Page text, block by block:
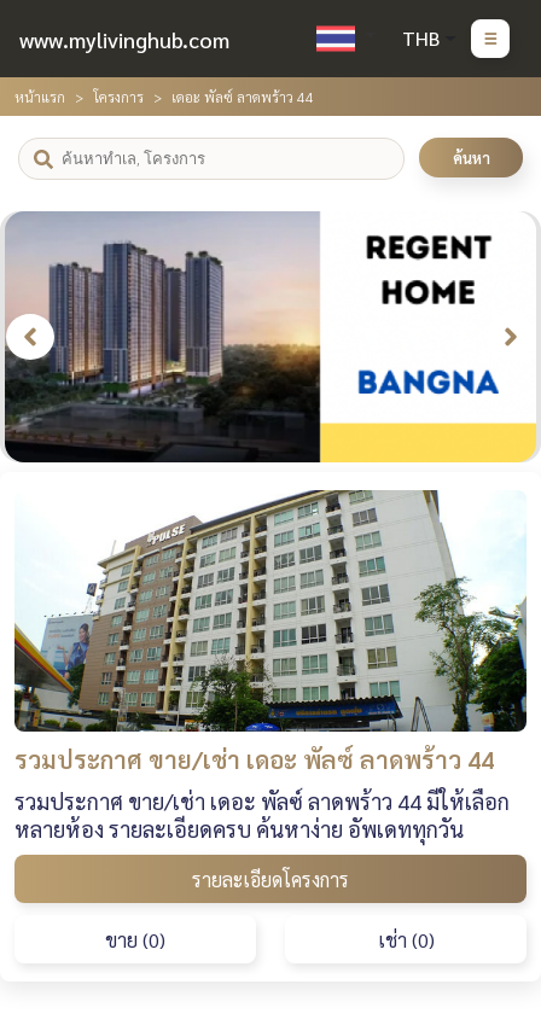
www.mylivinghub.com THB
หน้าแรก โครงการ เดอะ พัลซ์ ลาดพร้าว 44
ค้นหา
รวมประกาศ ขาย/เช่า เดอะ พัลซ์ ลาดพร้าว 44
รวมประกาศ ขาย/เช่า เดอะ พัลซ์ ลาดพร้าว 44 มีให้เลือก
หลายห้อง รายละเอียดครบ ค้นหาง่าย อัพเดททุกวัน
รายละเอียดโครงการ
ขาย (0) เช่า (0)